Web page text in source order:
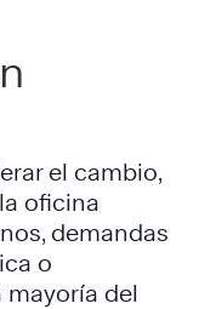
el cambio,
oficina
demandas
o
mayoría del